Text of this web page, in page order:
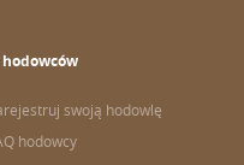
hodowców
swoją hodowlę
hodowcy